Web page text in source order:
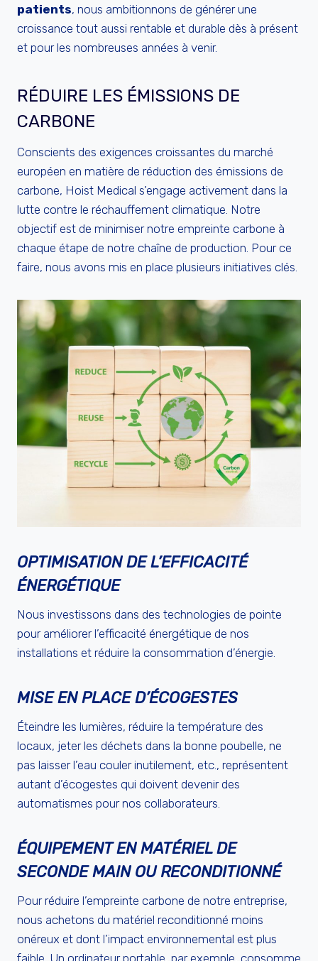
patients, nous ambitionnons de générer une
croissance tout aussi rentable et durable dès à présent
et pour les nombreuses années à venir.
RÉDUIRE LES ÉMISSIONS DE
CARBONE
Conscients des exigences croissantes du marché
européen en matière de réduction des émissions de
carbone, Hoist Medical s’engage activement dans la
lutte contre le réchauffement climatique. Notre
objectif est de minimiser notre empreinte carbone à
chaque étape de notre chaîne de production. Pour ce
faire, nous avons mis en place plusieurs initiatives clés.
OPTIMISATION DE L’EFFICACITÉ
ÉNERGÉTIQUE
Nous investissons dans des technologies de pointe
pour améliorer l’efficacité énergétique de nos
installations et réduire la consommation d’énergie.
MISE EN PLACE D’ÉCOGESTES
Éteindre les lumières, réduire la température des
locaux, jeter les déchets dans la bonne poubelle, ne
pas laisser l’eau couler inutilement, etc., représentent
autant d’écogestes qui doivent devenir des
automatismes pour nos collaborateurs.
ÉQUIPEMENT EN MATÉRIEL DE
SECONDE MAIN OU RECONDITIONNÉ
Pour réduire l’empreinte carbone de notre entreprise,
nous achetons du matériel reconditionné moins
onéreux et dont l’impact environnemental est plus
faible. Un ordinateur portable, par exemple, consomme